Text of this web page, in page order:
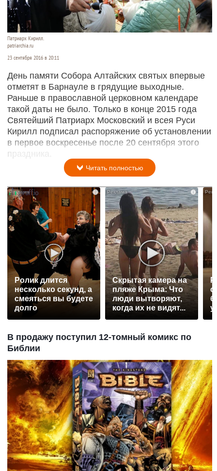
Патриарх Кирилл.
patriarchia.ru
23 сентября 2016 в 20:11
День памяти Собора Алтайских святых впервые
отметят в Барнауле в грядущие выходные.
Раньше в православной церковном календаре
такой даты не было. Только в конце 2015 года
Святейший Патриарх Московский и всея Руси
Кирилл подписал распоряжение об установлении
в первое воскресенье после 20 сентября этого
праздника.
Читать полностью
Ролик длится
несколько секунд, а
смеяться вы будете
долго
i
Скрытая камера на
пляже Крыма: Что
люди вытворяют,
когда их не видят...
В продажу поступил 12-томный комикс по
Библии